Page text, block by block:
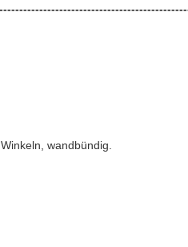
wandbündig.